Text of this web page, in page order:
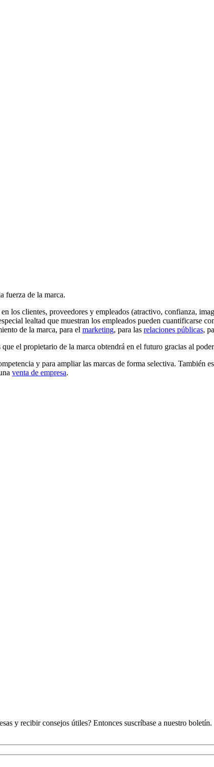
fuerza de la marca.
los clientes, proveedores y empleados (atractivo, confianza,
lealtad que muestran los empleados pueden cuantificarse
de la marca, para el marketing, para las relaciones públicas,
el propietario de la marca obtendrá en el futuro gracias al
y para ampliar las marcas de forma selectiva. También
venta de empresa.
y recibir consejos útiles? Entonces suscríbase a nuestro boletín.